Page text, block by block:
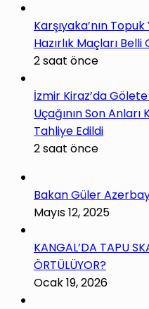
Karşıyaka’nın
Hazırlık Maçları Belli
2 saat önce
İzmir Kiraz’da
Uçağının Son
Tahliye Edildi
2 saat önce
Bakan Güler
Mayıs 12, 2025
KANGAL’DA TAPU
ÖRTÜLÜYOR?
Ocak 19, 2026